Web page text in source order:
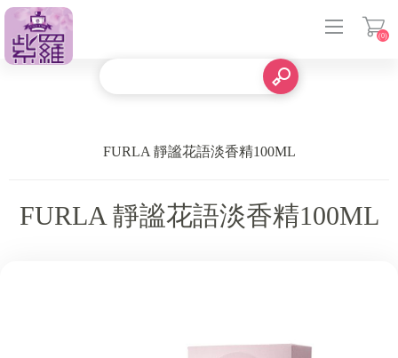
(0)
FURLA 靜謐花語淡香精100ML
FURLA 靜謐花語淡香精100ML